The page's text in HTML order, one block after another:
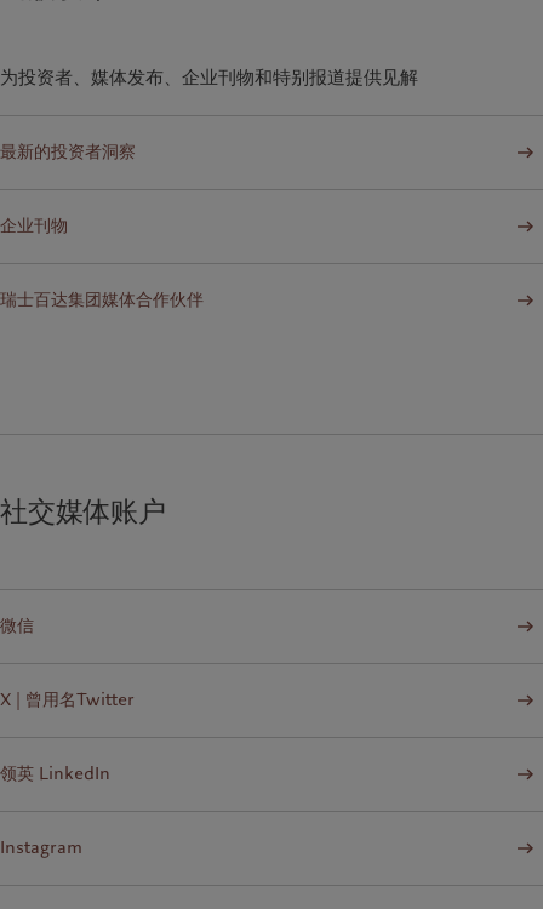
为投资者、媒体发布、企业刊物和特别报道提供见解
最新的投资者洞察
企业刊物
瑞士百达集团媒体合作伙伴
社交媒体账户
微信
X | 曾用名Twitter
领英 LinkedIn
Instagram